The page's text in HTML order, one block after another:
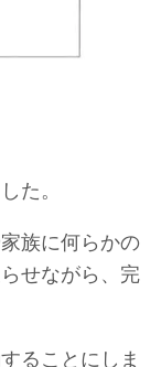
た。
族に何らかの
せながら、完
ることにしま